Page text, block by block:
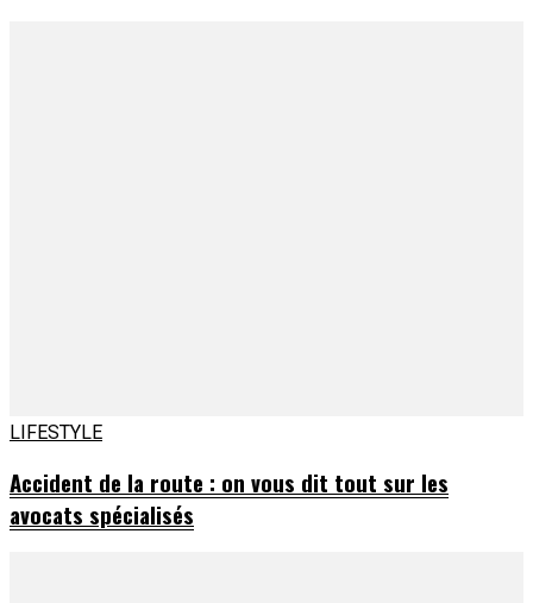
LIFESTYLE
Accident de la route : on vous dit tout sur les
avocats spécialisés